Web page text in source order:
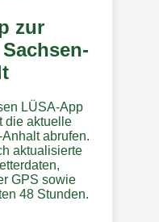
zur
LÜSA-App
die aktuelle
abrufen.
aktualisierte
GPS sowie
48 Stunden.